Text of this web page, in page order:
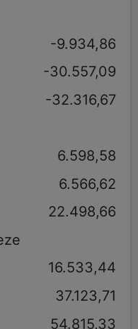
-9.934,86
-30.557,09
-32.316,67
6.598,58
6.566,62
22.498,66
16.533,44
37.123,71
54.815,33